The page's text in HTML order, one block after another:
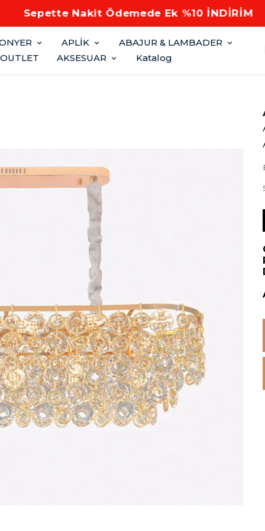
Sepette Nakit Ödemede Ek %10 İNDİRİM
APLİK
ABAJUR & LAMBADER
OUTLET AKSESUAR Katalog